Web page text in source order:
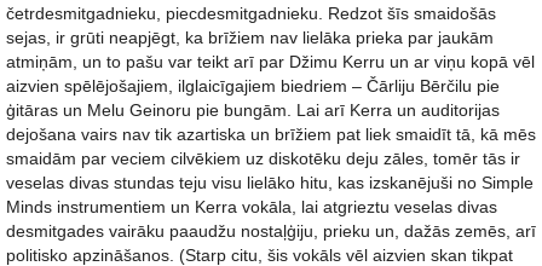
četrdesmitgadnieku, piecdesmitgadnieku. Redzot šīs smaidošās
sejas, ir grūti neapjēgt, ka brīžiem nav lielāka prieka par jaukām
atmiņām, un to pašu var teikt arī par Džimu Kerru un ar viņu kopā vēl
aizvien spēlējošajiem, ilglaicīgajiem biedriem – Čārliju Bērčilu pie
ģitāras un Melu Geinoru pie bungām. Lai arī Kerra un auditorijas
dejošana vairs nav tik azartiska un brīžiem pat liek smaidīt tā, kā mēs
smaidām par veciem cilvēkiem uz diskotēku deju zāles, tomēr tās ir
veselas divas stundas teju visu lielāko hitu, kas izskanējuši no Simple
Minds instrumentiem un Kerra vokāla, lai atgrieztu veselas divas
desmitgades vairāku paaudžu nostaļģiju, prieku un, dažās zemēs, arī
politisko apzināšanos. (Starp citu, šis vokāls vēl aizvien skan tikpat